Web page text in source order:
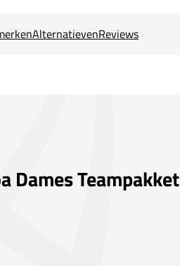
AlternatievenReviews
Dames Teampakket